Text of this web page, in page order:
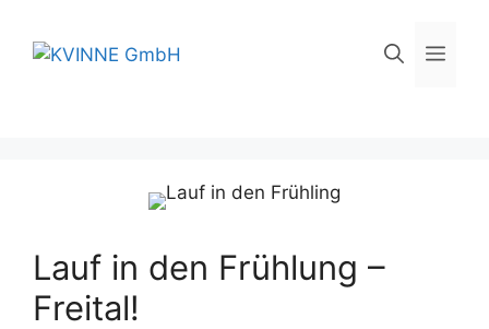
content
Lauf in den Frühlung –
Freital!